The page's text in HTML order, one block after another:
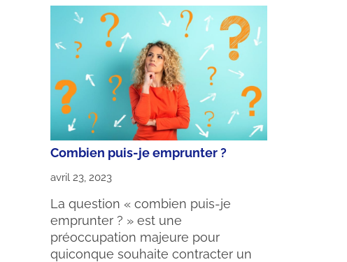
Combien puis-je emprunter ?
avril 23, 2023
La question « combien puis-je
emprunter ? » est une
préoccupation majeure pour
quiconque souhaite contracter un